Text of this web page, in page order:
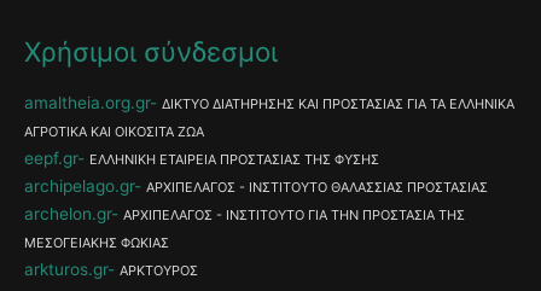
Χρήσιμοι σύνδεσμοι
amaltheia.org.gr
ΔΙΚΤΥΟ ΔΙΑΤΗΡΗΣΗΣ ΚΑΙ ΠΡΟΣΤΑΣΙΑΣ ΓΙΑ ΤΑ ΕΛΛΗΝΙΚΑ
ΑΓΡΟΤΙΚΑ ΚΑΙ ΟΙΚΟΣΙΤΑ ΖΩΑ
eepf.gr ΕΛΛΗΝΙΚΗ ΕΤΑΙΡΕΙΑ ΠΡΟΣΤΑΣΙΑΣ ΤΗΣ ΦΥΣΗΣ
archipelago.gr ΑΡΧΙΠΕΛΑΓΟΣ - ΙΝΣΤΙΤΟΥΤΟ ΘΑΛΑΣΣΙΑΣ ΠΡΟΣΤΑΣΙΑΣ
archelon.gr
ΑΡΧΙΠΕΛΑΓΟΣ - ΙΝΣΤΙΤΟΥΤΟ ΓΙΑ ΤΗΝ ΠΡΟΣΤΑΣΙΑ ΤΗΣ
ΜΕΣΟΓΕΙΑΚΗΣ ΦΩΚΙΑΣ
arkturos.gr ΑΡΚΤΟΥΡΟΣ